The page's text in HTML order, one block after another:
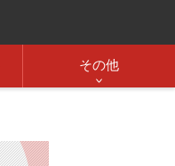
その他